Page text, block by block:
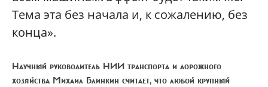
Тема эта без начала и, к сожалению, без
конца».
Научный руководитель НИИ транспорта и дорожного
хозяйства Михаил Блинкин считает, что любой крупный